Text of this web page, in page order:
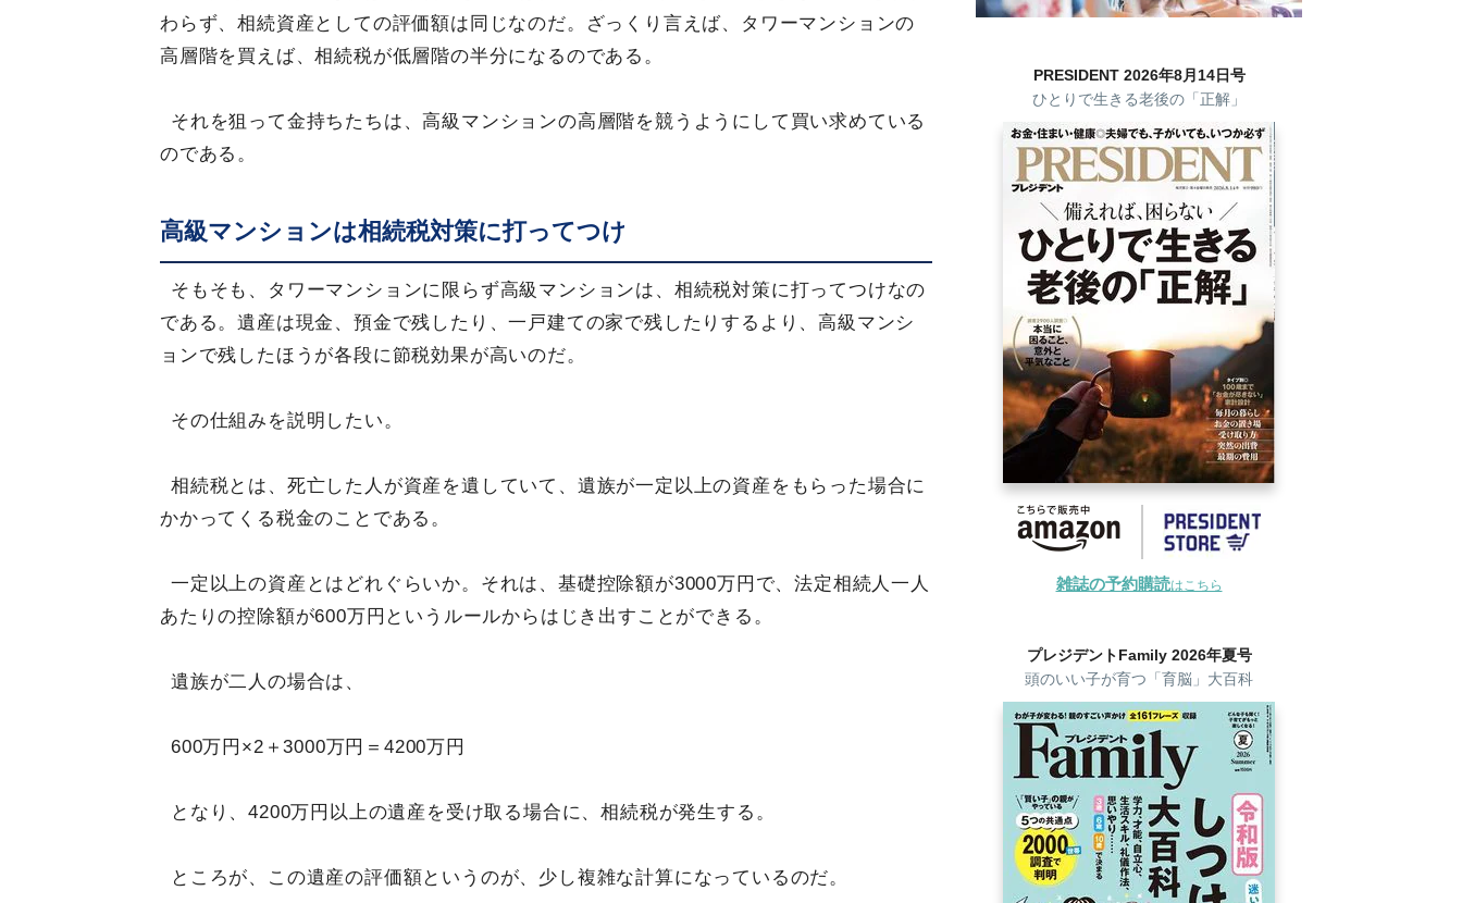
わらず、相続資産としての評価額は同じなのだ。ざっくり言えば、タワーマンションの
高層階を買えば、相続税が低層階の半分になるのである。
それを狙って金持ちたちは、高級マンションの高層階を競うようにして買い求めている
のである。
高級マンションは相続税対策に打ってつけ
そもそも、タワーマンションに限らず高級マンションは、相続税対策に打ってつけなの
である。遺産は現金、預金で残したり、一戸建ての家で残したりするより、高級マンシ
ョンで残したほうが各段に節税効果が高いのだ。
その仕組みを説明したい。
相続税とは、死亡した人が資産を遺していて、遺族が一定以上の資産をもらった場合に
かかってくる税金のことである。
一定以上の資産とはどれぐらいか。それは、基礎控除額が3000万円で、法定相続人一人
あたりの控除額が600万円というルールからはじき出すことができる。
遺族が二人の場合は、
600万円×2＋3000万円＝4200万円
となり、4200万円以上の遺産を受け取る場合に、相続税が発生する。
ところが、この遺産の評価額というのが、少し複雑な計算になっているのだ。
PRESIDENT 2026年8月14日号
ひとりで生きる老後の「正解」
雑誌の予約購読はこちら
プレジデントFamily 2026年夏号
頭のいい子が育つ「育脳」大百科